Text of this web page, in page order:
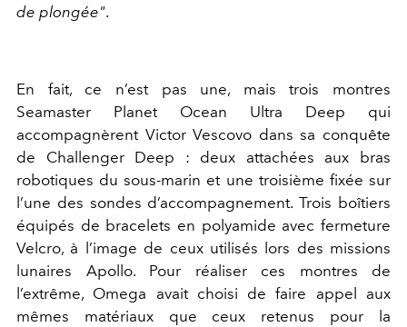
de plongée".
En fait, ce n’est pas une, mais trois montres
Seamaster Planet Ocean Ultra Deep qui
accompagnèrent Victor Vescovo dans sa conquête
de Challenger Deep : deux attachées aux bras
robotiques du sous-marin et une troisième fixée sur
l’une des sondes d’accompagnement. Trois boîtiers
équipés de bracelets en polyamide avec fermeture
Velcro, à l’image de ceux utilisés lors des missions
lunaires Apollo. Pour réaliser ces montres de
l’extrême, Omega avait choisi de faire appel aux
mêmes matériaux que ceux retenus pour la